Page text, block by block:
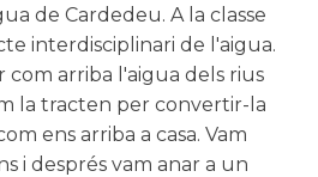
de Cardedeu. A la classe
interdisciplinari de l'aigua.
com arriba l'aigua dels rius
la tracten per convertir-la
ens arriba a casa. Vam
i després vam anar a un